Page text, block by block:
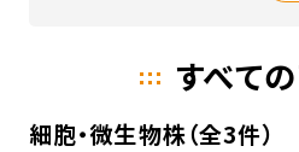
すべて
細胞・微生物株（全3件）